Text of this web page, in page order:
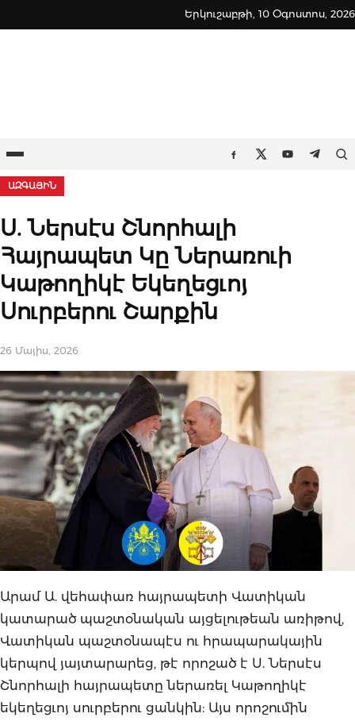
to
Երկուշաբթի, 10 Օգոստոս, 2026
Ընտրացանկ Facebook
TwitterYoutube
ԱԶԳԱՅԻՆ
Ս. Ներսէս Շնորհալի
Հայրապետ Կը Ներառուի
Կաթողիկէ Եկեղեցւոյ
Սուրբերու Շարքին
26 Մայիս, 2026
Արամ Ա. վեհափառ հայրապետի Վատիկան
կատարած պաշտօնական այցելութեան առիթով,
Վատիկան պաշտօնապէս ու հրապարակային
կերպով յայտարարեց, թէ որոշած է Ս. Ներսէս
Շնորհալի հայրապետը ներառել Կաթողիկէ
եկեղեցւոյ սուրբերու ցանկին: Այս որոշումին